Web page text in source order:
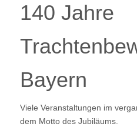
140 Jahre
Bayern
Viele Veranstaltungen im
dem Motto des Jubiläums.